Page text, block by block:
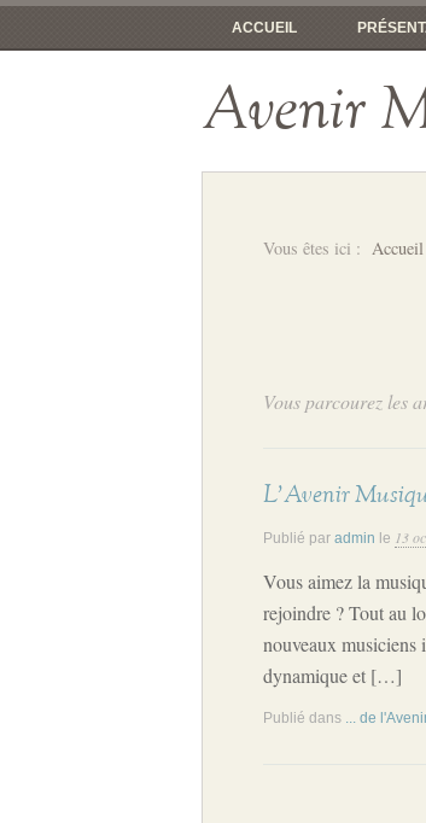
ACCUEIL
Avenir
Vous êtes ici : Accueil
Vous parcourez les
L’Avenir
Publié par admin le 13
Vous aimez la
rejoindre ? Tout au
nouveaux musiciens
dynamique et […]
Publié dans ... de l'Avenir